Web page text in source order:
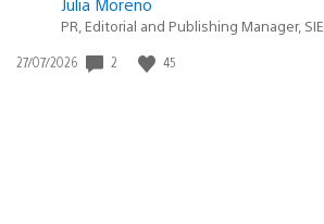
PR, Editorial and Publishing Manager, SIE
Data
27/07/2026 2 45